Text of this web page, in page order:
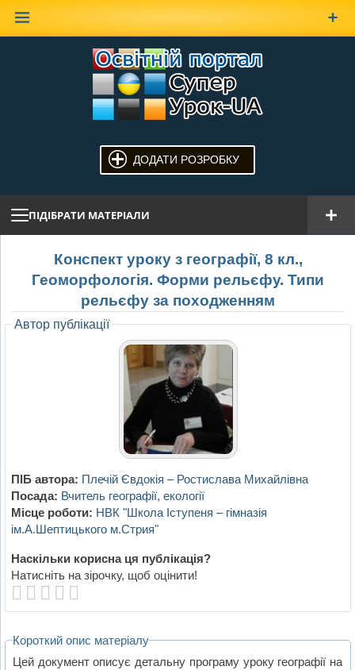
ДОДАТИ РОЗРОБКУ
ПІДІБРАТИ МАТЕРІАЛИ
Конспект уроку з географії, 8 кл.,
Геоморфологія. Форми рельєфу. Типи
рельєфу за походженням
Автор публікації
ПІБ автора: Плечій Євдокія – Ростислава Михайлівна
Посада: Вчитель географії, екології
Місце роботи: НВК "Школа Іступеня – гімназія
ім.А.Шептицького м.Стрия"
Наскільки корисна ця публікація?
Натисніть на зірочку, щоб оцінити!
Короткий опис матеріалу
Цей документ описує детальну програму уроку географії на